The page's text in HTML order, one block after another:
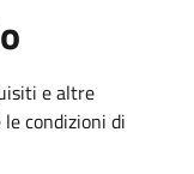
e altre
condizioni di